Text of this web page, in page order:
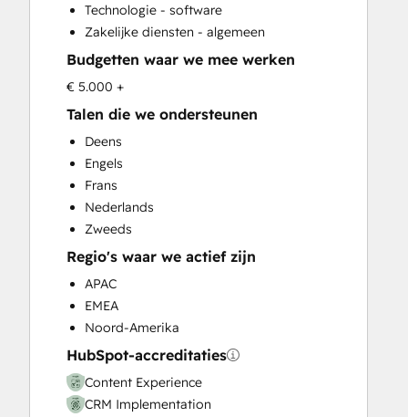
Customer Support Training
Customer Survey and Analysis
Email Marketing
Full Inbound Marketing Services
Help Desk Implementation
Knowledge Base Development
Paid Advertising
Programmable Automation
Sales and Marketing Alignment
Sales Coaching and Training
Sales Enablement
Search Engine Optimization
Social Media
Video Production
Website Design
Website Development
Website Migration
Technologie - software
Zakelijke diensten - algemeen
Budgetten waar we mee werken
€ 5.000 +
Talen die we ondersteunen
Deens
Engels
Frans
Nederlands
Zweeds
Regio's waar we actief zijn
APAC
EMEA
Noord-Amerika
HubSpot-accreditaties
Content Experience
CRM Implementation